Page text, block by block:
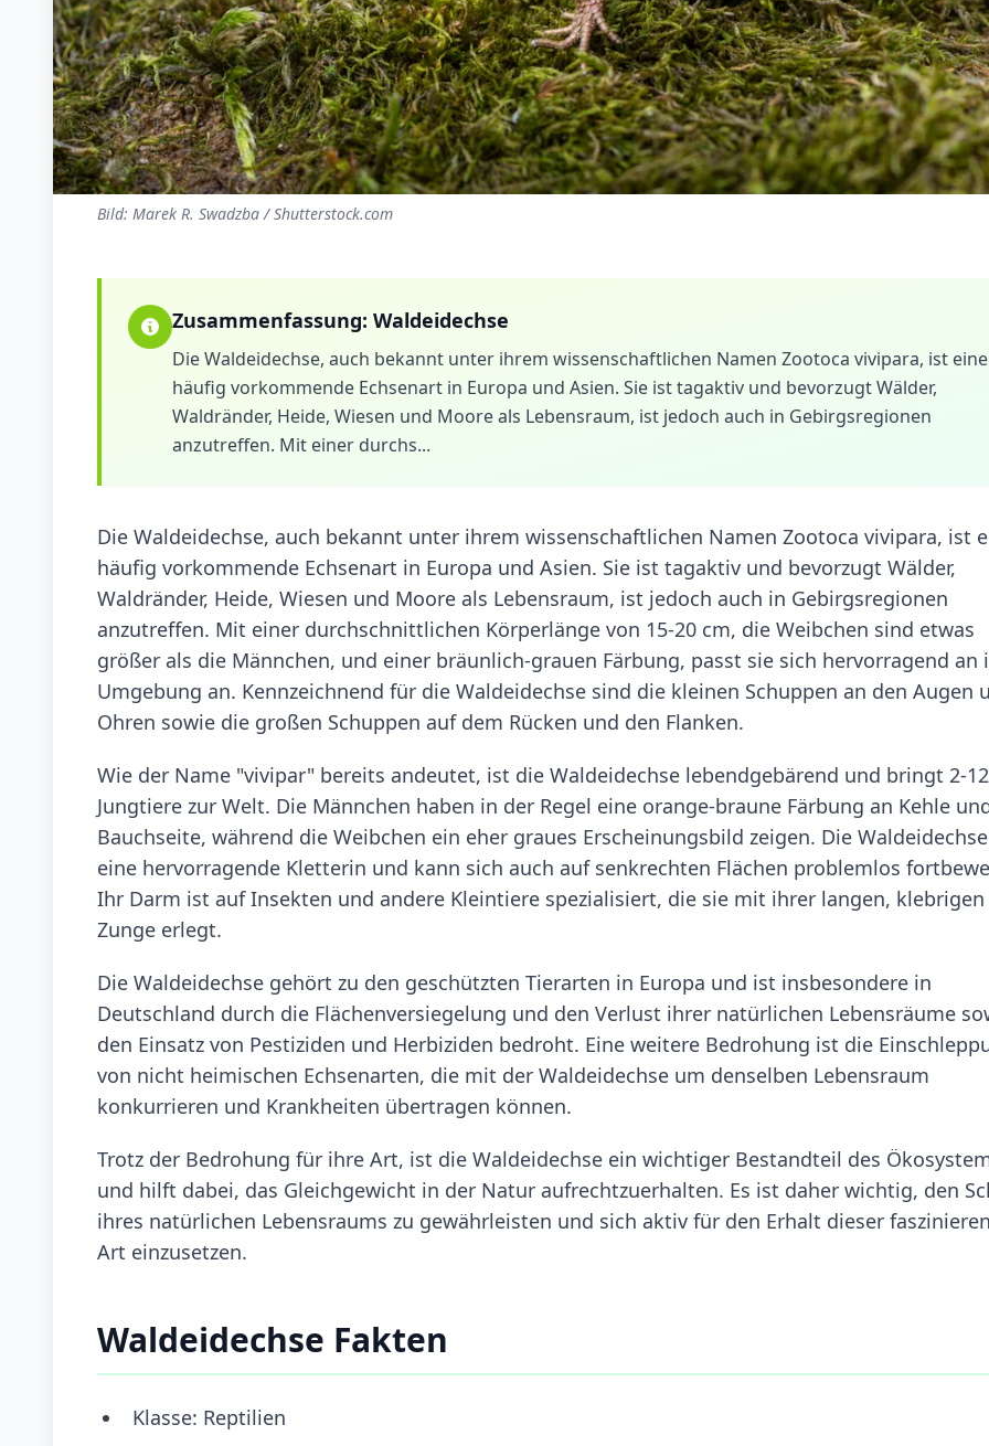
Bild: Marek R. Swadzba / Shutterstock.com
Zusammenfassung: Waldeidechse
Die Waldeidechse, auch bekannt unter ihrem wissenschaftlichen Namen Zootoca vivipara, ist eine
häufig vorkommende Echsenart in Europa und Asien. Sie ist tagaktiv und bevorzugt Wälder,
Waldränder, Heide, Wiesen und Moore als Lebensraum, ist jedoch auch in Gebirgsregionen
anzutreffen. Mit einer durchs...
Die Waldeidechse, auch bekannt unter ihrem wissenschaftlichen Namen Zootoca vivipara, ist
häufig vorkommende Echsenart in Europa und Asien. Sie ist tagaktiv und bevorzugt Wälder,
Waldränder, Heide, Wiesen und Moore als Lebensraum, ist jedoch auch in Gebirgsregionen
anzutreffen. Mit einer durchschnittlichen Körperlänge von 15-20 cm, die Weibchen sind etwas
größer als die Männchen, und einer bräunlich-grauen Färbung, passt sie sich hervorragend an
Umgebung an. Kennzeichnend für die Waldeidechse sind die kleinen Schuppen an den Augen
Ohren sowie die großen Schuppen auf dem Rücken und den Flanken.
Wie der Name "vivipar" bereits andeutet, ist die Waldeidechse lebendgebärend und bringt 2-12
Jungtiere zur Welt. Die Männchen haben in der Regel eine orange-braune Färbung an Kehle
Bauchseite, während die Weibchen ein eher graues Erscheinungsbild zeigen. Die
eine hervorragende Kletterin und kann sich auch auf senkrechten Flächen problemlos
Ihr Darm ist auf Insekten und andere Kleintiere spezialisiert, die sie mit ihrer langen, klebrigen
Zunge erlegt.
Die Waldeidechse gehört zu den geschützten Tierarten in Europa und ist insbesondere in
Deutschland durch die Flächenversiegelung und den Verlust ihrer natürlichen Lebensräume
den Einsatz von Pestiziden und Herbiziden bedroht. Eine weitere Bedrohung ist die
von nicht heimischen Echsenarten, die mit der Waldeidechse um denselben Lebensraum
konkurrieren und Krankheiten übertragen können.
Trotz der Bedrohung für ihre Art, ist die Waldeidechse ein wichtiger Bestandteil des
und hilft dabei, das Gleichgewicht in der Natur aufrechtzuerhalten. Es ist daher wichtig, den
ihres natürlichen Lebensraums zu gewährleisten und sich aktiv für den Erhalt dieser
Art einzusetzen.
Waldeidechse Fakten
Klasse: Reptilien